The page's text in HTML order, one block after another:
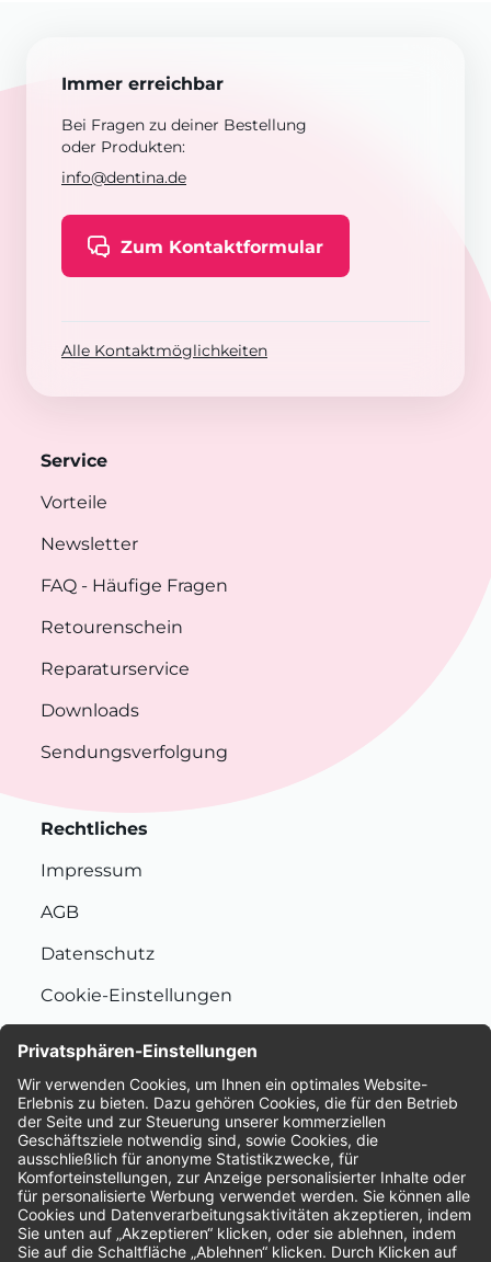
Immer erreichbar
Bei Fragen zu deiner Bestellung
oder Produkten:
info@dentina.de
Zum Kontaktformular
Alle Kontaktmöglichkeiten
Service
Vorteile
Newsletter
FAQ - Häufige Fragen
Retourenschein
Reparaturservice
Downloads
Sendungsverfolgung
Rechtliches
Impressum
AGB
Datenschutz
Cookie-Einstellungen
Bewertungen